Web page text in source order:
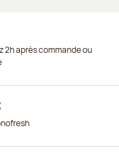
après commande ou